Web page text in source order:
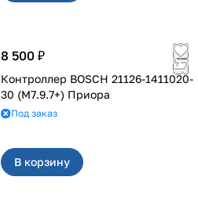
8 500 ₽
Контроллер BOSCH 21126-1411020-
30 (M7.9.7+) Приора
Под заказ
В корзину